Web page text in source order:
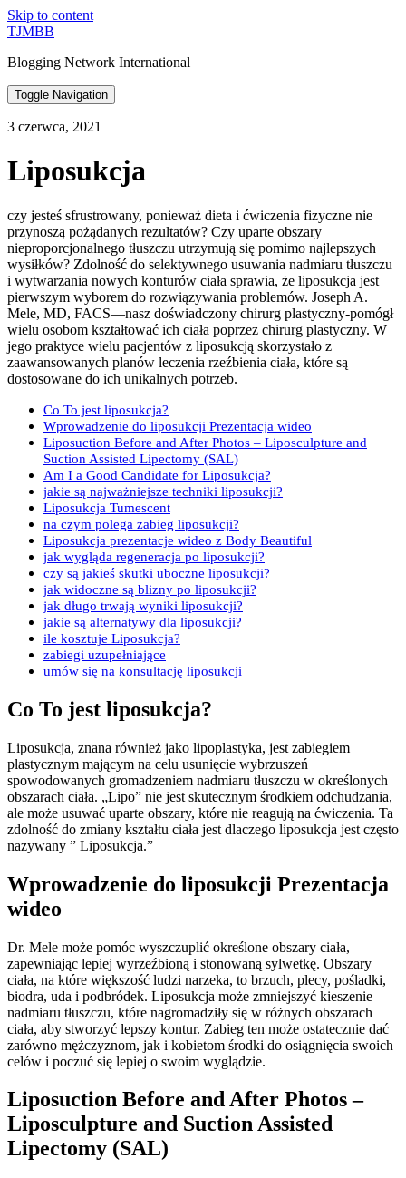
Skip to content
TJMBB
Blogging Network International
Toggle Navigation
3 czerwca, 2021
Liposukcja
czy jesteś sfrustrowany, ponieważ dieta i ćwiczenia fizyczne nie
przynoszą pożądanych rezultatów? Czy uparte obszary
nieproporcjonalnego tłuszczu utrzymują się pomimo najlepszych
wysiłków? Zdolność do selektywnego usuwania nadmiaru tłuszczu
i wytwarzania nowych konturów ciała sprawia, że liposukcja jest
pierwszym wyborem do rozwiązywania problemów. Joseph A.
Mele, MD, FACS—nasz doświadczony chirurg plastyczny-pomógł
wielu osobom kształtować ich ciała poprzez chirurg plastyczny. W
jego praktyce wielu pacjentów z liposukcją skorzystało z
zaawansowanych planów leczenia rzeźbienia ciała, które są
dostosowane do ich unikalnych potrzeb.
Co To jest liposukcja?
Wprowadzenie do liposukcji Prezentacja wideo
Liposuction Before and After Photos – Liposculpture and
Suction Assisted Lipectomy (SAL)
Am I a Good Candidate for Liposukcja?
jakie są najważniejsze techniki liposukcji?
Liposukcja Tumescent
na czym polega zabieg liposukcji?
Liposukcja prezentacje wideo z Body Beautiful
jak wygląda regeneracja po liposukcji?
czy są jakieś skutki uboczne liposukcji?
jak widoczne są blizny po liposukcji?
jak długo trwają wyniki liposukcji?
jakie są alternatywy dla liposukcji?
ile kosztuje Liposukcja?
zabiegi uzupełniające
umów się na konsultację liposukcji
Co To jest liposukcja?
Liposukcja, znana również jako lipoplastyka, jest zabiegiem
plastycznym mającym na celu usunięcie wybrzuszeń
spowodowanych gromadzeniem nadmiaru tłuszczu w określonych
obszarach ciała. „Lipo” nie jest skutecznym środkiem odchudzania,
ale może usuwać uparte obszary, które nie reagują na ćwiczenia. Ta
zdolność do zmiany kształtu ciała jest dlaczego liposukcja jest często
nazywany ” Liposukcja.”
Wprowadzenie do liposukcji Prezentacja
wideo
Dr. Mele może pomóc wyszczuplić określone obszary ciała,
zapewniając lepiej wyrzeźbioną i stonowaną sylwetkę. Obszary
ciała, na które większość ludzi narzeka, to brzuch, plecy, pośladki,
biodra, uda i podbródek. Liposukcja może zmniejszyć kieszenie
nadmiaru tłuszczu, które nagromadziły się w różnych obszarach
ciała, aby stworzyć lepszy kontur. Zabieg ten może ostatecznie dać
zarówno mężczyznom, jak i kobietom środki do osiągnięcia swoich
celów i poczuć się lepiej o swoim wyglądzie.
Liposuction Before and After Photos –
Liposculpture and Suction Assisted
Lipectomy (SAL)